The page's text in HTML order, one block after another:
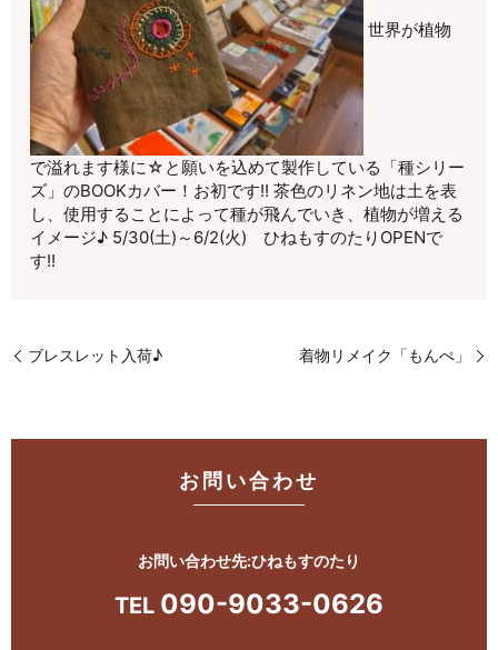
世界が植物
で溢れます様に☆と願いを込めて製作している「種シリー
ズ」のBOOKカバー！お初です!! 茶色のリネン地は土を表
し、使用することによって種が飛んでいき、植物が増える
イメージ♪ 5/30(土)～6/2(火) ひねもすのたりOPENで
す!!
ブレスレット入荷♪ 着物リメイク「もんぺ」
お問い合わせ
お問い合わせ先:ひねもすのたり
TEL 090-9033-0626